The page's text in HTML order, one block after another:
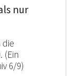
nur
(Ein
6/9)